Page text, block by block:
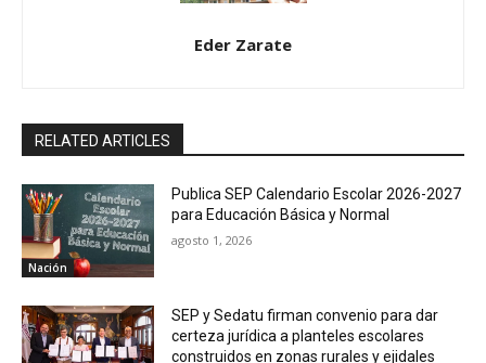
Eder Zarate
RELATED ARTICLES
Nación
Publica SEP Calendario Escolar 2026-2027
para Educación Básica y Normal
agosto 1, 2026
SEP y Sedatu firman convenio para dar
certeza jurídica a planteles escolares
construidos en zonas rurales y ejidales